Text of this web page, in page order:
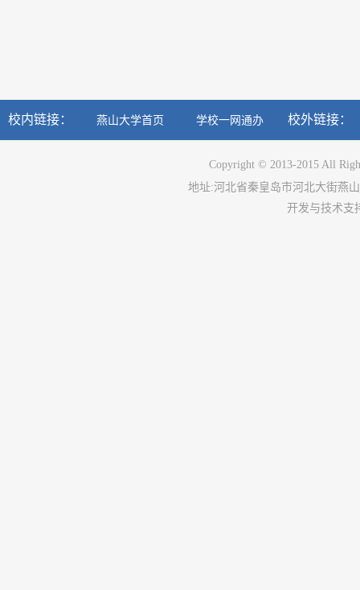
校内链接： 燕山大学首页 学校一网通办 校外链接：
Copyright © 2013-2015 All
地址:河北省秦皇岛市河北大街燕
开发与技术支